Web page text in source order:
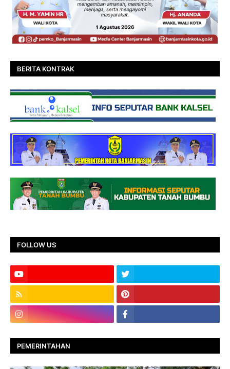
BERITA KONTRAK
FOLLOW US
PEMERINTAHAN